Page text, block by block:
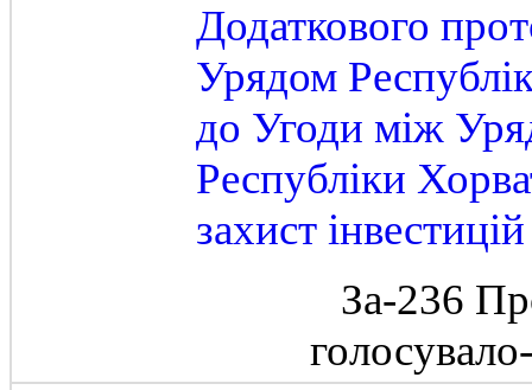
Додаткового
Урядом
до Угоди між
Республіки
захист
За-236